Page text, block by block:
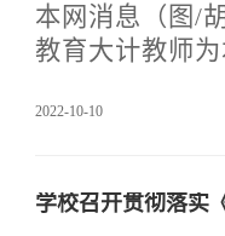
家、全面推进
报告在学院师
本网消息（图/
教育大计教师
师德，同时帮
精神，树立立
专业技能，锻
2022-10-10
学校召开贯彻落实